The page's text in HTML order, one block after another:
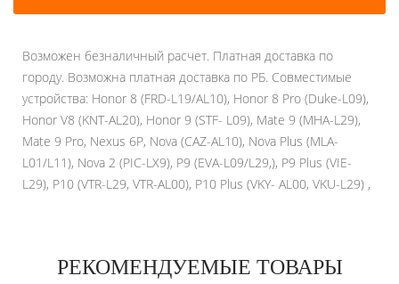
Возможен безналичный расчет. Платная доставка по
городу. Возможна платная доставка по РБ. Совместимые
устройства: Honor 8 (FRD-L19/AL10), Honor 8 Pro (Duke-L09),
Honor V8 (KNT-AL20), Honor 9 (STF- L09), Mate 9 (MHA-L29),
Mate 9 Pro, Nexus 6P, Nova (CAZ-AL10), Nova Plus (MLA-
L01/L11), Nova 2 (PIC-LX9), P9 (EVA-L09/L29,), P9 Plus (VIE-
L29), P10 (VTR-L29, VTR-AL00), P10 Plus (VKY- AL00, VKU-L29) ,
РЕКОМЕНДУЕМЫЕ ТОВАРЫ